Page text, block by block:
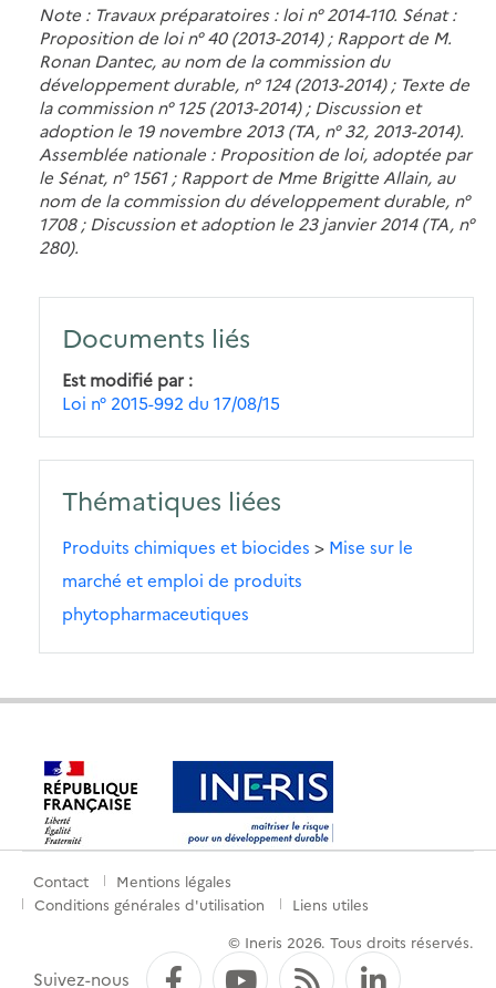
Note : Travaux préparatoires : loi n° 2014-110. Sénat :
Proposition de loi n° 40 (2013-2014) ; Rapport de M.
Ronan Dantec, au nom de la commission du
développement durable, n° 124 (2013-2014) ; Texte de
la commission n° 125 (2013-2014) ; Discussion et
adoption le 19 novembre 2013 (TA, n° 32, 2013-2014).
Assemblée nationale : Proposition de loi, adoptée par
le Sénat, n° 1561 ; Rapport de Mme Brigitte Allain, au
nom de la commission du développement durable, n°
1708 ; Discussion et adoption le 23 janvier 2014 (TA, n°
280).
Documents liés
Est modifié par
Loi n° 2015-992 du 17/08/15
Thématiques liées
Produits chimiques et biocides > Mise sur le
marché et emploi de produits
phytopharmaceutiques
Menu
pied
Contact
Mentions légales
Conditions générales d'utilisation
Liens utiles
© Ineris 2026. Tous droits réservés.
Suivez-nous FacebookYouTube
Flux RSS